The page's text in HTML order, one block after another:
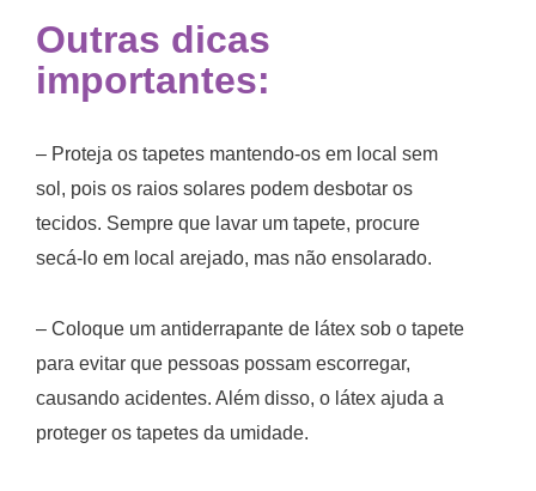
Outras dicas
importantes:
– Proteja os tapetes mantendo-os em local sem
sol, pois os raios solares podem desbotar os
tecidos. Sempre que lavar um tapete, procure
secá-lo em local arejado, mas não ensolarado.
– Coloque um antiderrapante de látex sob o tapete
para evitar que pessoas possam escorregar,
causando acidentes. Além disso, o látex ajuda a
proteger os tapetes da umidade.